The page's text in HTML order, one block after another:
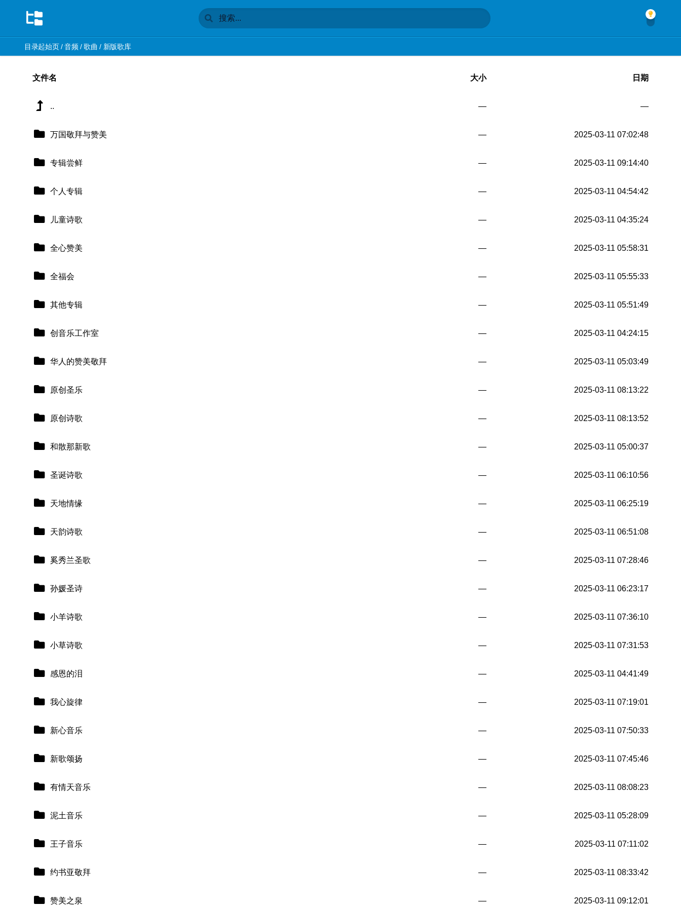
目录起始页/音频/歌曲 / 新版歌库
文件名 大小 日期
.. — —
万国敬拜与赞美 — 2025-03-11 07:02:48
专辑尝鲜 — 2025-03-11 09:14:40
个人专辑 — 2025-03-11 04:54:42
儿童诗歌 — 2025-03-11 04:35:24
全心赞美 — 2025-03-11 05:58:31
全福会 — 2025-03-11 05:55:33
其他专辑 — 2025-03-11 05:51:49
创音乐工作室 — 2025-03-11 04:24:15
华人的赞美敬拜 — 2025-03-11 05:03:49
原创圣乐 — 2025-03-11 08:13:22
原创诗歌 — 2025-03-11 08:13:52
和散那新歌 — 2025-03-11 05:00:37
圣诞诗歌 — 2025-03-11 06:10:56
天地情缘 — 2025-03-11 06:25:19
天韵诗歌 — 2025-03-11 06:51:08
奚秀兰圣歌 — 2025-03-11 07:28:46
孙媛圣诗 — 2025-03-11 06:23:17
小羊诗歌 — 2025-03-11 07:36:10
小草诗歌 — 2025-03-11 07:31:53
感恩的泪 — 2025-03-11 04:41:49
我心旋律 — 2025-03-11 07:19:01
新心音乐 — 2025-03-11 07:50:33
新歌颂扬 — 2025-03-11 07:45:46
有情天音乐 — 2025-03-11 08:08:23
泥土音乐 — 2025-03-11 05:28:09
王子音乐 — 2025-03-11 07:11:02
约书亚敬拜 — 2025-03-11 08:33:42
赞美之泉 — 2025-03-11 09:12:01